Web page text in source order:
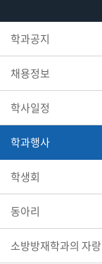
학과공지
채용정보
학사일정
학과행사
학생회
동아리
소방방재학과의 자랑